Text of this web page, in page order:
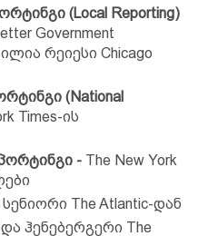
(Local Reporting)
Government
რეიესი Chicago
(National
Times-ის
- The New York
The Atlantic-დან
ჰენებერგერი The